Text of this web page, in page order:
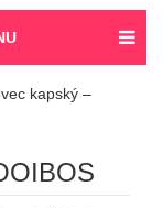
kapský –